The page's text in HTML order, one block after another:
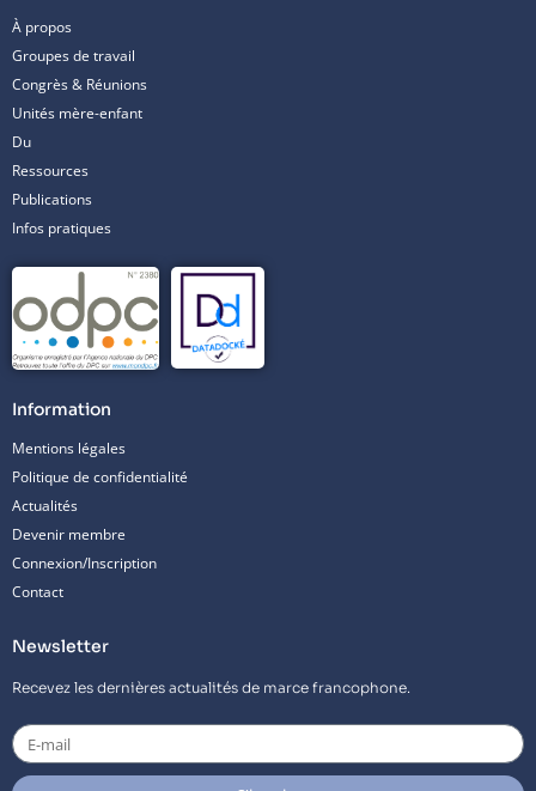
À propos
Groupes de travail
Congrès & Réunions
Unités mère-enfant
Du
Ressources
Publications
Infos pratiques
Information
Mentions légales
Politique de confidentialité
Actualités
Devenir membre
Connexion/Inscription
Contact
Newsletter
Recevez les dernières actualités de marce francophone.
E-
mail